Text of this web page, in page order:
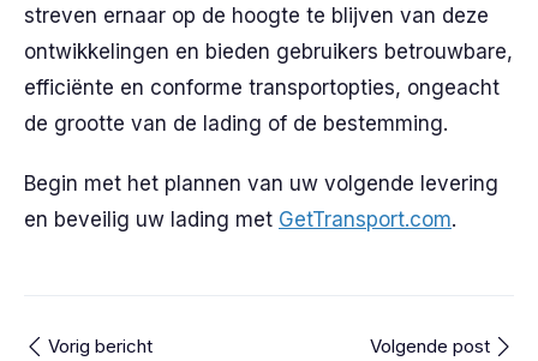
streven ernaar op de hoogte te blijven van deze
ontwikkelingen en bieden gebruikers betrouwbare,
efficiënte en conforme transportopties, ongeacht
de grootte van de lading of de bestemming.
Begin met het plannen van uw volgende levering
en beveilig uw lading met GetTransport.com.
Vorig bericht Volgende post